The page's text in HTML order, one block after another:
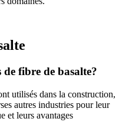
fibre de basalte?
utilisés dans la construction,
autres industries pour leur
et leurs avantages